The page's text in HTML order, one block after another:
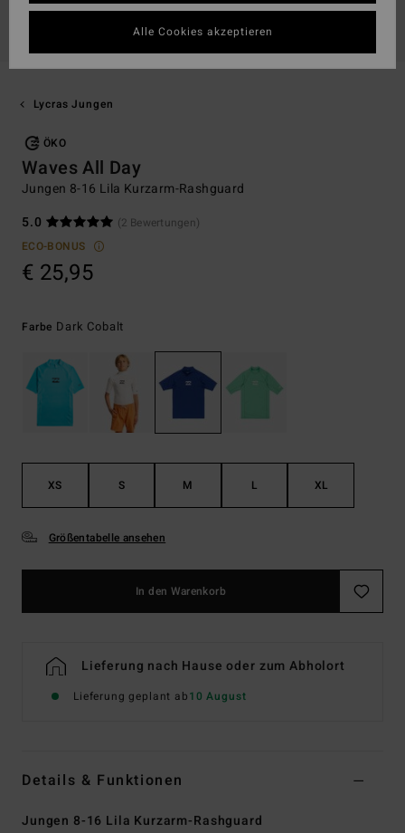
Lycras Jungen
ÖKO
Waves All Day
Jungen 8-16 Lila Kurzarm-Rashguard
5.0
(2 Bewertungen)
ECO-BONUS
€ 25,95
Farbe Dark Cobalt
XS S M L XL
Größentabelle ansehen
In den Warenkorb
Lieferung nach Hause oder zum Abholort
Lieferung geplant ab10 August
Details & Funktionen
Jungen 8-16 Lila Kurzarm-Rashguard
Alle Cookies akzeptieren